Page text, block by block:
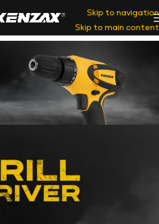
Skip to navigation
Skip to main content